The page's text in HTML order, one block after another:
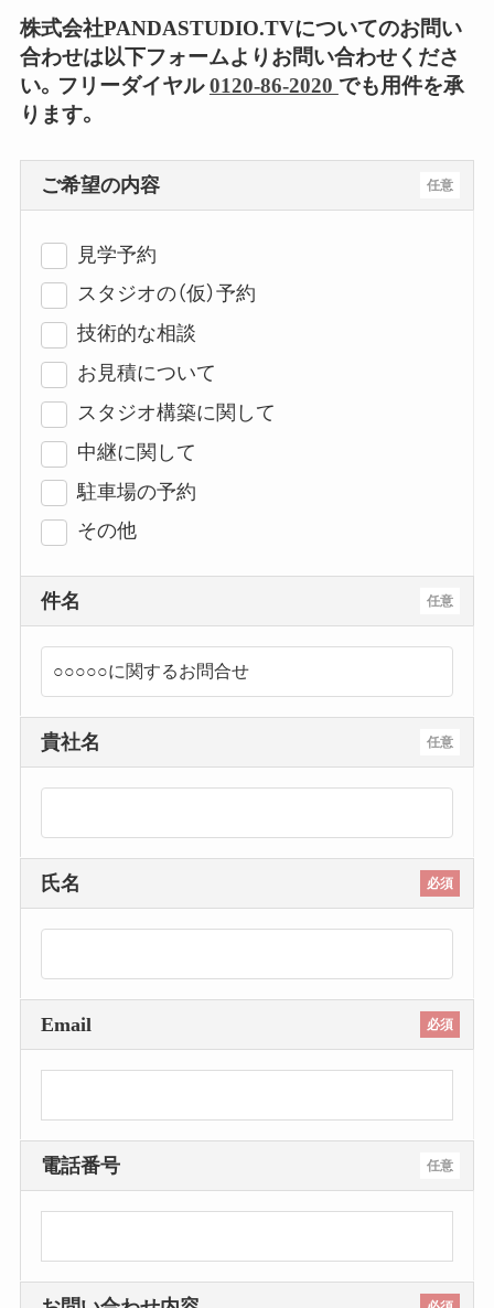
株式会社PANDASTUDIO.TVについてのお問い
合わせは以下フォームよりお問い合わせくださ
い。フリーダイヤル0120-86-2020 でも用件を承
ります。
任意
ご希望の内容
見学予約
スタジオの（仮）予約
技術的な相談
お見積について
スタジオ構築に関して
中継に関して
駐車場の予約
その他
任意
件名
任意
貴社名
必須
氏名
必須
Email
任意
電話番号